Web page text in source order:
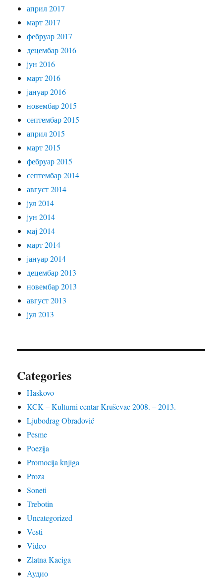
април 2017
март 2017
фебруар 2017
децембар 2016
јун 2016
март 2016
јануар 2016
новембар 2015
септембар 2015
април 2015
март 2015
фебруар 2015
септембар 2014
август 2014
јул 2014
јун 2014
мај 2014
март 2014
јануар 2014
децембар 2013
новембар 2013
август 2013
јул 2013
Categories
Haskovo
KCK – Kulturni centar Kruševac 2008. – 2013.
Ljubodrag Obradović
Pesme
Poezija
Promocija knjiga
Proza
Soneti
Trebotin
Uncategorized
Vesti
Video
Zlatna Kaciga
Аудио